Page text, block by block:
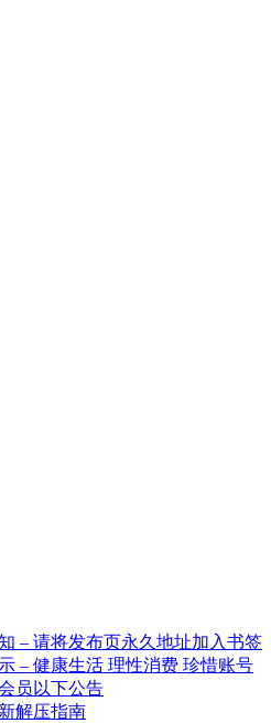
– 请将发布页永久地址加入书签
– 健康生活 理性消费 珍惜账号
员以下公告
解压指南